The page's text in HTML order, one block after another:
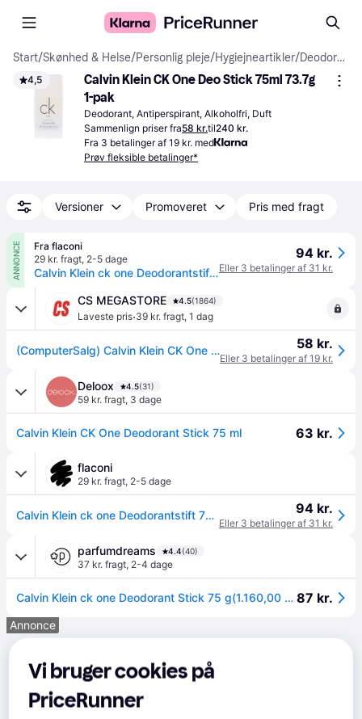
Start/Skønhed & Helse/Personlig pleje/Hygiejneartikler/ Deodoranter
4,5
Calvin Klein CK One Deo Stick 75ml 73.7g
1-pak
Deodorant, Antiperspirant, Alkoholfri, Duft
Sammenlign priser fra58 kr.til240 kr.
Fra 3 betalinger af 19 kr. med
Prøv fleksible betalinger*
Versioner Promoveret Pris med fragt
ANNONCE
Fra flaconi
29 kr. fragt, 2-5 dage
Calvin Klein ck one Deodorantstift 75 ml
94 kr.
Eller 3 betalinger af 31 kr.
CS MEGASTORE 4.5(1864)
Laveste pris·39 kr. fragt, 1 dag
(ComputerSalg) Calvin Klein CK One Deo Stick - Unisex - 75 ml 58 kr.
Eller 3 betalinger af 19 kr.
Deloox 4.5(31)
59 kr. fragt, 3 dage
Calvin Klein CK One Deodorant Stick 75 ml 63 kr.
flaconi
29 kr. fragt, 2-5 dage
Calvin Klein ck one Deodorantstift 75 ml 94 kr.
Eller 3 betalinger af 31 kr.
parfumdreams 4.4(40)
37 kr. fragt, 2-4 dage
Calvin Klein ck one Deodorant Stick 75 g(1.160,00 kr / 1 kg) - 75 g 87 kr.
Annonce
Vi bruger cookies på
PriceRunner